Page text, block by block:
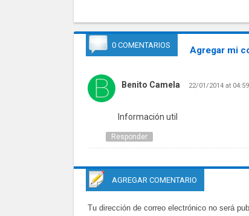
0 COMENTARIOS Agregar mi
Benito Camela 22/01/2014 at 04:59
Información util
Responder
AGREGAR COMENTARIO
Tu dirección de correo electrónico no será